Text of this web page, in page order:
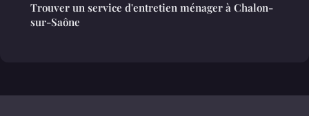
Trouver un service d'entretien ménager à Chalon-
sur-Saône